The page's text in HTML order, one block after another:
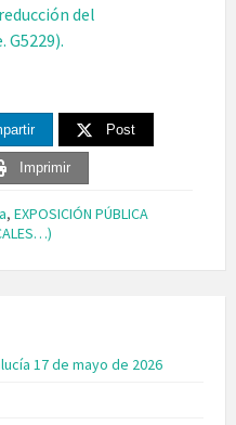
del
Post
Imprimir
, EXPOSICIÓN PÚBLICA
17 de mayo de 2026